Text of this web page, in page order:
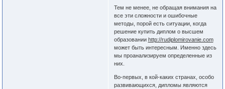
Тем не менее, не обращая внимания на
все эти сложности и ошибочные
методы, порой есть ситуации, когда
решение купить диплом о высшем
образовании http://rudiplomirovanie.com
может быть интересным. Именно здесь
мы проанализируем определенные из
них.
Во-первых, в кой-каких странах, особо
развивающихся, дипломы являются